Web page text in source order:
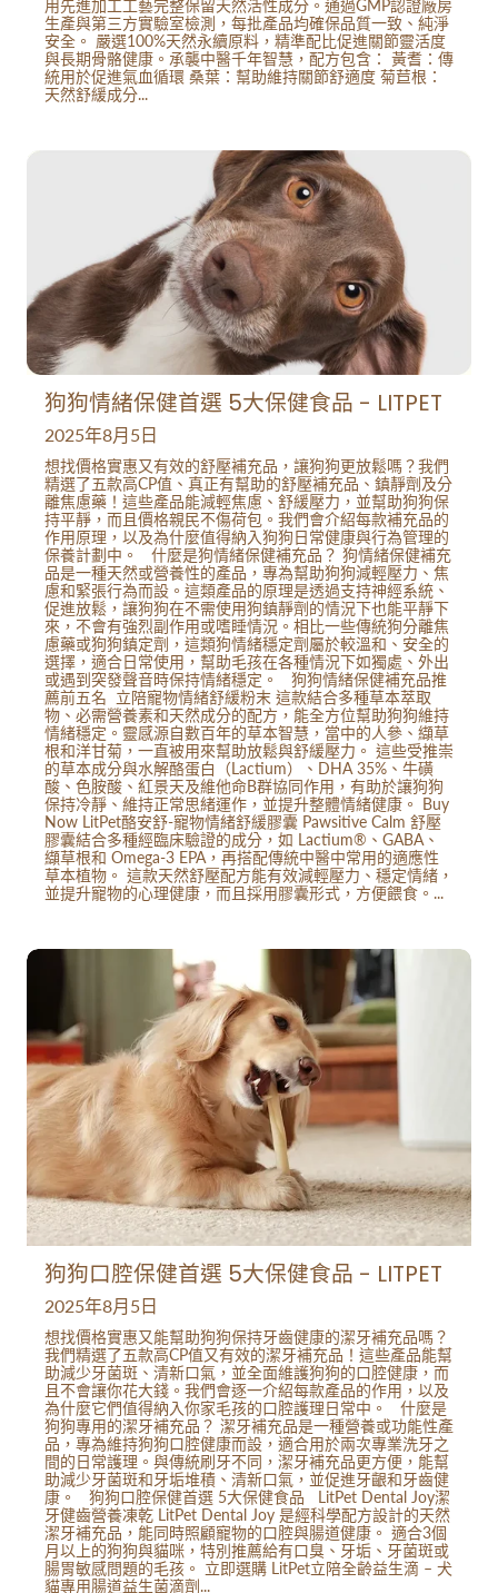
用先進加工工藝完整保留天然活性成分。通過GMP認證廠房
生產與第三方實驗室檢測，每批產品均確保品質一致、純淨
安全。 嚴選100%天然永續原料，精準配比促進關節靈活度
與長期骨骼健康。承襲中醫千年智慧，配方包含： 黃耆：傳
統用於促進氣血循環 桑葉：幫助維持關節舒適度 菊苣根：
天然舒緩成分...
狗狗情緒保健首選 5大保健食品 - LITPET
2025年8月5日
想找價格實惠又有效的舒壓補充品，讓狗狗更放鬆嗎？我們
精選了五款高CP值、真正有幫助的舒壓補充品、鎮靜劑及分
離焦慮藥！這些產品能減輕焦慮、舒緩壓力，並幫助狗狗保
持平靜，而且價格親民不傷荷包。我們會介紹每款補充品的
作用原理，以及為什麼值得納入狗狗日常健康與行為管理的
保養計劃中。 什麼是狗情緒保健補充品？ 狗情緒保健補充
品是一種天然或營養性的產品，專為幫助狗狗減輕壓力、焦
慮和緊張行為而設。這類產品的原理是透過支持神經系統、
促進放鬆，讓狗狗在不需使用狗鎮靜劑的情況下也能平靜下
來，不會有強烈副作用或嗜睡情況。相比一些傳統狗分離焦
慮藥或狗狗鎮定劑，這類狗情緒穩定劑屬於較溫和、安全的
選擇，適合日常使用，幫助毛孩在各種情況下如獨處、外出
或遇到突發聲音時保持情緒穩定。 狗狗情緒保健補充品推
薦前五名 立陪寵物情緒舒緩粉末 這款結合多種草本萃取
物、必需營養素和天然成分的配方，能全方位幫助狗狗維持
情緒穩定。靈感源自數百年的草本智慧，當中的人參、纈草
根和洋甘菊，一直被用來幫助放鬆與舒緩壓力。 這些受推崇
的草本成分與水解酪蛋白（Lactium）、DHA 35%、牛磺
酸、色胺酸、紅景天及維他命B群協同作用，有助於讓狗狗
保持冷靜、維持正常思緒運作，並提升整體情緒健康。 Buy
Now LitPet酪安舒-寵物情緒舒緩膠囊 Pawsitive Calm 舒壓
膠囊結合多種經臨床驗證的成分，如 Lactium®、GABA、
纈草根和 Omega-3 EPA，再搭配傳統中醫中常用的適應性
草本植物。 這款天然舒壓配方能有效減輕壓力、穩定情緒，
並提升寵物的心理健康，而且採用膠囊形式，方便餵食。...
狗狗口腔保健首選 5大保健食品 - LITPET
2025年8月5日
想找價格實惠又能幫助狗狗保持牙齒健康的潔牙補充品嗎？
我們精選了五款高CP值又有效的潔牙補充品！這些產品能幫
助減少牙菌斑、清新口氣，並全面維護狗狗的口腔健康，而
且不會讓你花大錢。我們會逐一介紹每款產品的作用，以及
為什麼它們值得納入你家毛孩的口腔護理日常中。 什麼是
狗狗專用的潔牙補充品？ 潔牙補充品是一種營養或功能性產
品，專為維持狗狗口腔健康而設，適合用於兩次專業洗牙之
間的日常護理。與傳統刷牙不同，潔牙補充品更方便，能幫
助減少牙菌斑和牙垢堆積、清新口氣，並促進牙齦和牙齒健
康。 狗狗口腔保健首選 5大保健食品 LitPet Dental Joy潔
牙健齒營養凍乾 LitPet Dental Joy 是經科學配方設計的天然
潔牙補充品，能同時照顧寵物的口腔與腸道健康。 適合3個
月以上的狗狗與貓咪，特別推薦給有口臭、牙垢、牙菌斑或
腸胃敏感問題的毛孩。 立即選購 LitPet立陪全齡益生滴 – 犬
貓專用腸道益生菌滴劑...